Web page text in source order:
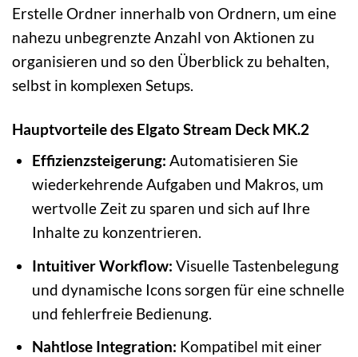
Erstelle Ordner innerhalb von Ordnern, um eine
nahezu unbegrenzte Anzahl von Aktionen zu
organisieren und so den Überblick zu behalten,
selbst in komplexen Setups.
Hauptvorteile des Elgato Stream Deck MK.2
Effizienzsteigerung: Automatisieren Sie
wiederkehrende Aufgaben und Makros, um
wertvolle Zeit zu sparen und sich auf Ihre
Inhalte zu konzentrieren.
Intuitiver Workflow: Visuelle Tastenbelegung
und dynamische Icons sorgen für eine schnelle
und fehlerfreie Bedienung.
Nahtlose Integration: Kompatibel mit einer